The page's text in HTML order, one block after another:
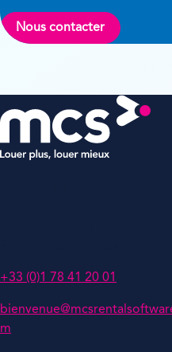
Nous contacter
+33 (0)1 78 41 20 01
m